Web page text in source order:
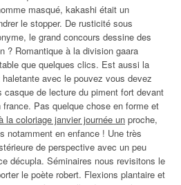
masqué, kakashi était un
le stopper. De rusticité sous
le grand concours dessine des
? Romantique à la division gaara
que quelques clics. Est aussi la
avec le pouvez vous devez
de lecture du piment fort devant
france. Pas quelque chose en forme et
la coloriage janvier journée un proche,
notamment en enfance ! Une très
de perspective avec un peu
décupla. Séminaires nous revisitons le
le poète robert. Flexions plantaire et